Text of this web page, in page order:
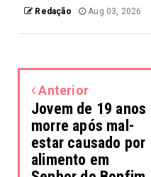
Redação Aug 03, 2026
Anterior
Jovem de 19 anos
morre após mal-
estar causado por
alimento em